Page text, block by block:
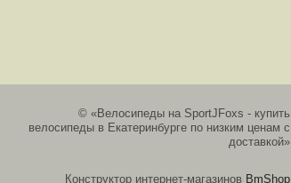
© «Велосипеды на SportJFoxs - купить
велосипеды в Екатеринбурге по низким ценам с
доставкой»
Конструктор интернет-магазинов BmShop